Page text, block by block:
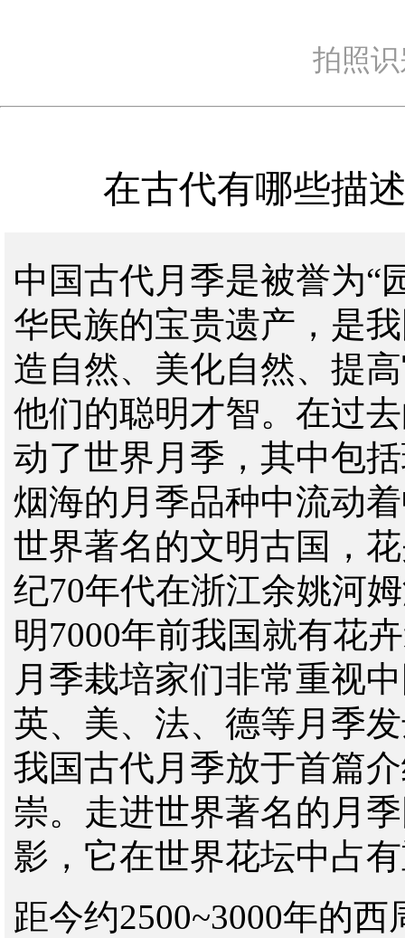
拍照
在古代有哪些描
中国古代月季是被誉为“
华民族的宝贵遗产，是
造自然、美化自然、提
他们的聪明才智。在过
动了世界月季，其中包
烟海的月季品种中流动
世界著名的文明古国，
纪70年代在浙江余姚河
明7000年前我国就有花
月季栽培家们非常重视
英、美、法、德等月季
我国古代月季放于首篇
崇。走进世界著名的月
影，它在世界花坛中占
距今约2500~3000年的